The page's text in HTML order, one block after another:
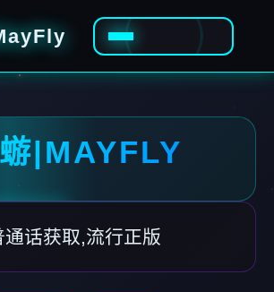
|MAYFLY
通话获取,流行正版